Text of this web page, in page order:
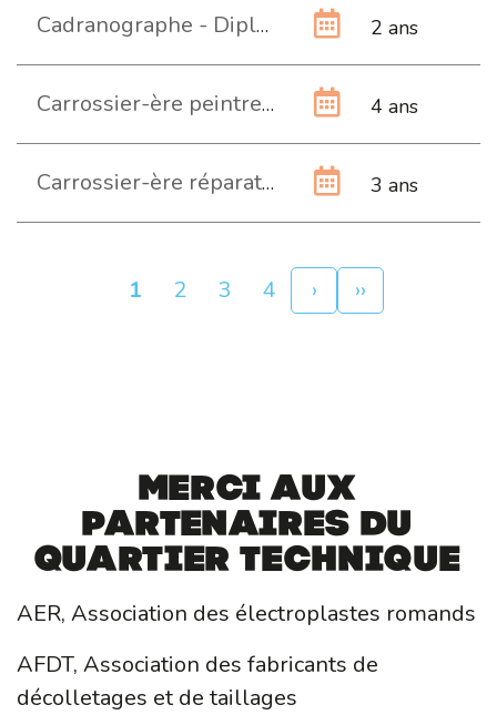
Cadranographe - Diplôme de branche 2 ans
Carrossier-ère peintre CFC 4 ans
Carrossier-ère réparateur-trice CFC 3 ans
PaginationPage
1 Page
2 Page
3 Page
4
Page
›
Dernière
››
Merci aux
partenaires du
Quartier Technique
AER, Association des électroplastes romands
AFDT, Association des fabricants de
décolletages et de taillages